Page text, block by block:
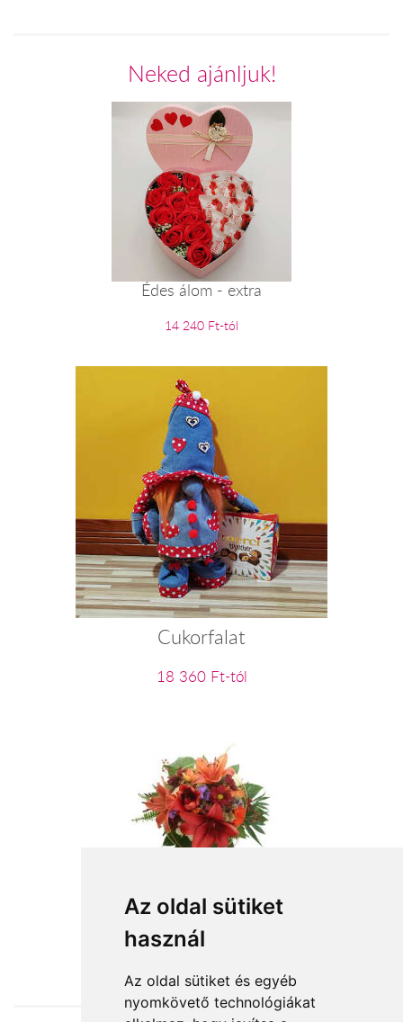
Az oldal sütiket
használ
Az oldal sütiket és egyéb
nyomkövető technológiákat
Neked ajánljuk!
Édes álom - extra
14 240 Ft-tól
Cukorfalat
18 360 Ft-tól
Narancs üdvözlet
31 020 Ft-tól